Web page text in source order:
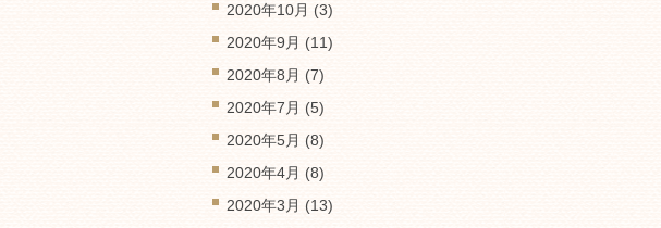
2020年10月 (3)
2020年9月 (11)
2020年8月 (7)
2020年7月 (5)
2020年5月 (8)
2020年4月 (8)
2020年3月 (13)